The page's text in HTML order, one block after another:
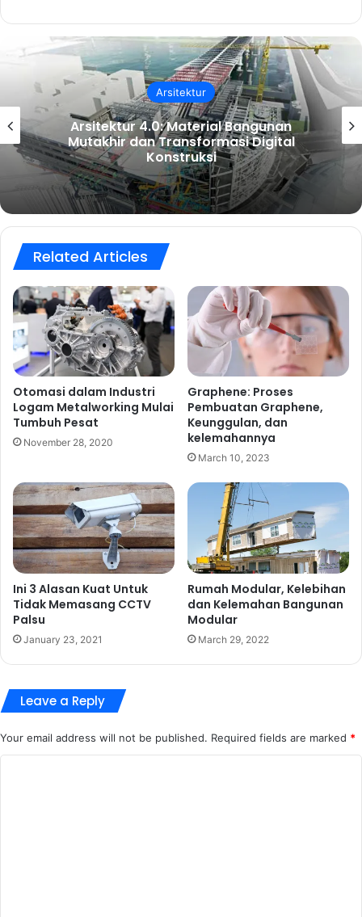
Arsitektur
Arsitektur 4.0: Material Bangunan
Mutakhir dan Transformasi Digital
Konstruksi
Related Articles
Otomasi dalam Industri
Logam Metalworking Mulai
Tumbuh Pesat
November 28, 2020
Graphene: Proses
Pembuatan Graphene,
Keunggulan, dan
kelemahannya
March 10, 2023
Ini 3 Alasan Kuat Untuk
Tidak Memasang CCTV
Palsu
January 23, 2021
Rumah Modular, Kelebihan
dan Kelemahan Bangunan
Modular
March 29, 2022
Leave a Reply
Your email address will not be published. Required fields are marked *